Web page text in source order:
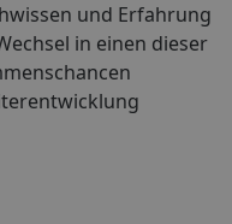
und Erfahrung
in einen dieser